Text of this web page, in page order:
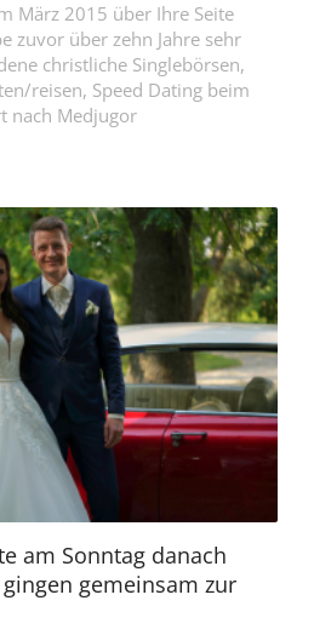
März 2015 über Ihre Seite
zuvor über zehn Jahre sehr
christliche Singlebörsen,
reisen, Speed Dating beim
nach Medjugor
am Sonntag danach
gemeinsam zur